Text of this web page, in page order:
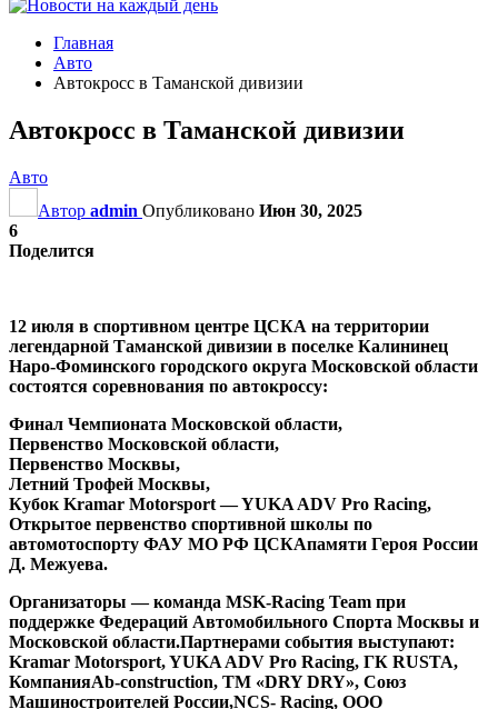
Главная
Авто
Автокросс в Таманской дивизии
Автокросс в Таманской дивизии
Авто
Автор admin Опубликовано Июн 30, 2025
6
Поделится
12 июля в спортивном центре ЦСКА на территории
легендарной Таманской дивизии в поселке Калининец
Наро-Фоминского городского округа Московской области
состоятся соревнования по автокроссу:
Финал Чемпионата Московской области,
Первенство Московской области,
Первенство Москвы,
Летний Трофей Москвы,
Кубок Kramar Motorsport — YUKA ADV Pro Racing,
Открытое первенство спортивной школы по
автомотоспорту ФАУ МО РФ ЦСКАпамяти Героя России
Д. Межуева.
Организаторы — команда MSK-Racing Team при
поддержке Федераций Автомобильного Спорта Москвы и
Московской области.Партнерами события выступают:
Kramar Motorsport, YUKA ADV Pro Racing, ГК RUSTA,
КомпанияAb-construction, ТМ «DRY DRY», Союз
Машиностроителей России,NCS- Racing, ООО